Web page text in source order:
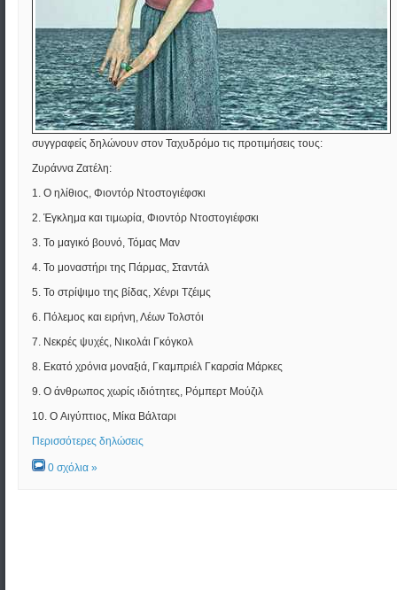
συγγραφείς δηλώνουν στον Ταχυδρόμο τις προτιμήσεις τους:
Ζυράννα Ζατέλη:
1. O ηλίθιος, Φιοντόρ Ντοστογιέφσκι
2. Έγκλημα και τιμωρία, Φιοντόρ Ντοστογιέφσκι
3. Το μαγικό βουνό, Τόμας Μαν
4. Το μοναστήρι της Πάρμας, Σταντάλ
5. Το στρίψιμο της βίδας, Χένρι Τζέιμς
6. Πόλεμος και ειρήνη, Λέων Τολστόι
7. Νεκρές ψυχές, Νικολάι Γκόγκολ
8. Εκατό χρόνια μοναξιά, Γκαμπριέλ Γκαρσία Μάρκες
9. O άνθρωπος χωρίς ιδιότητες, Ρόμπερτ Μούζιλ
10. O Αιγύπτιος, Μίκα Βάλταρι
Περισσότερες δηλώσεις
0 σχόλια »